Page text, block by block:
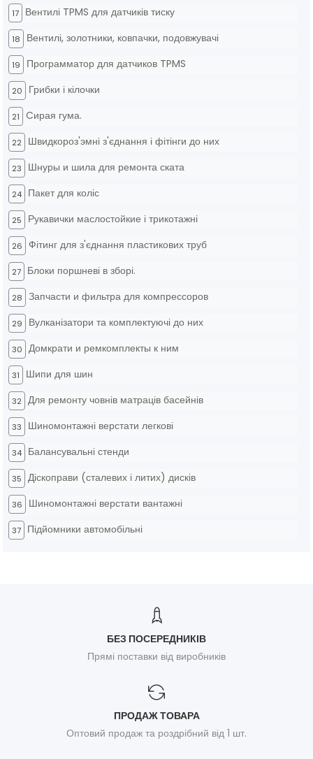
17 Вентилі TPMS для датчиків тиску
18 Вентилі, золотники, ковпачки, подовжувачі
19 Программатор для датчиков TPMS
20 Грибки і кілочки
21 Cирая гума.
22 Швидкороз'эмні з'єднання і фітінги до них
23 Шнуры и шила для ремонта ската
24 Пакет для коліс
25 Рукавички маслостойкие і трикотажні
26 Фітинг для з'єднання пластикових труб
27 Блоки поршневі в зборі.
28 Запчасти и фильтра для компрессоров
29 Вулканізатори та комплектуючі до них
30 Домкрати и ремкомплекты к ним
31 Шипи для шин
32 Для ремонту човнів матраців басейнів
33 Шиномонтажні верстати легкові
34 Балансувальні стенди
35 Діскоправи (сталевих і литих) дисків
36 Шиномонтажні верстати вантажні
37 Підйомники автомобільні
БЕЗ ПОСЕРЕДНИКІВ
Прямі поставки від виробників
ПРОДАЖ ТОВАРА
Оптовий продаж та роздрібний від 1 шт.